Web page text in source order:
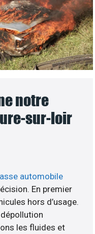
notre
sur-loir
automobile
En premier
hors d’usage.
les fluides et